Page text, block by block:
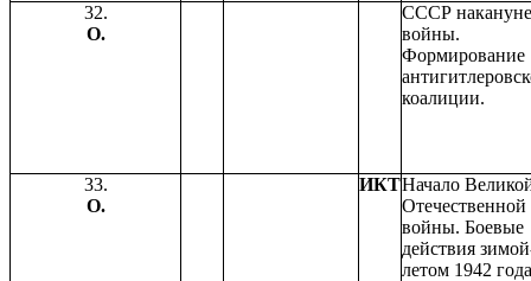
32.
О.
СССР накануне
войны.
Формирование
коалиции.
33.
О.
ИКТНачало
Отечественной
войны. Боевые
действия
летом 1942